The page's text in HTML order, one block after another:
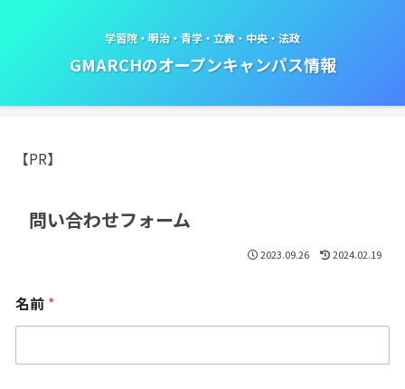
学習院・明治・青学・立教・中央・法政
GMARCHのオープンキャンパス情報
【PR】
問い合わせフォーム
2023.09.26 2024.02.19
名前 *